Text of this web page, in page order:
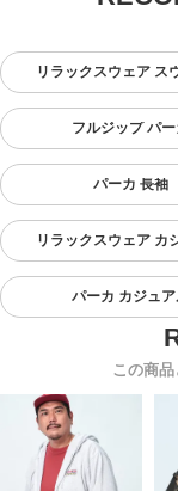
リラックスウェア ス
フルジップ パー
パーカ 長袖
リラックスウェア カ
パーカ カジュア
この商